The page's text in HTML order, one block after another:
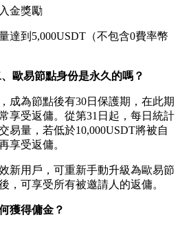
金獎勵
達到5,000USDT（不包含0費率幣
歐易節點身份是永久的嗎？
成為節點後有30日保護期，在此期
享受返傭。從第31日起，每日統計
易量，若低於10,000USDT將被自
享受返傭。
新用戶，可重新手動升級為歐易節
，可享受所有被邀請人的返傭。
獲得傭金？